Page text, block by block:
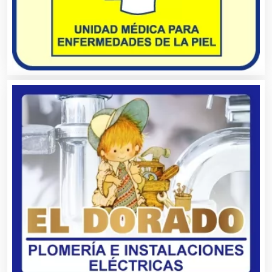
Audio, Sonido e Iluminación
Audios para Eventos
Autobuses
Automatización
Automóviles Nuevos y Usados
Autopartes Eléctricas